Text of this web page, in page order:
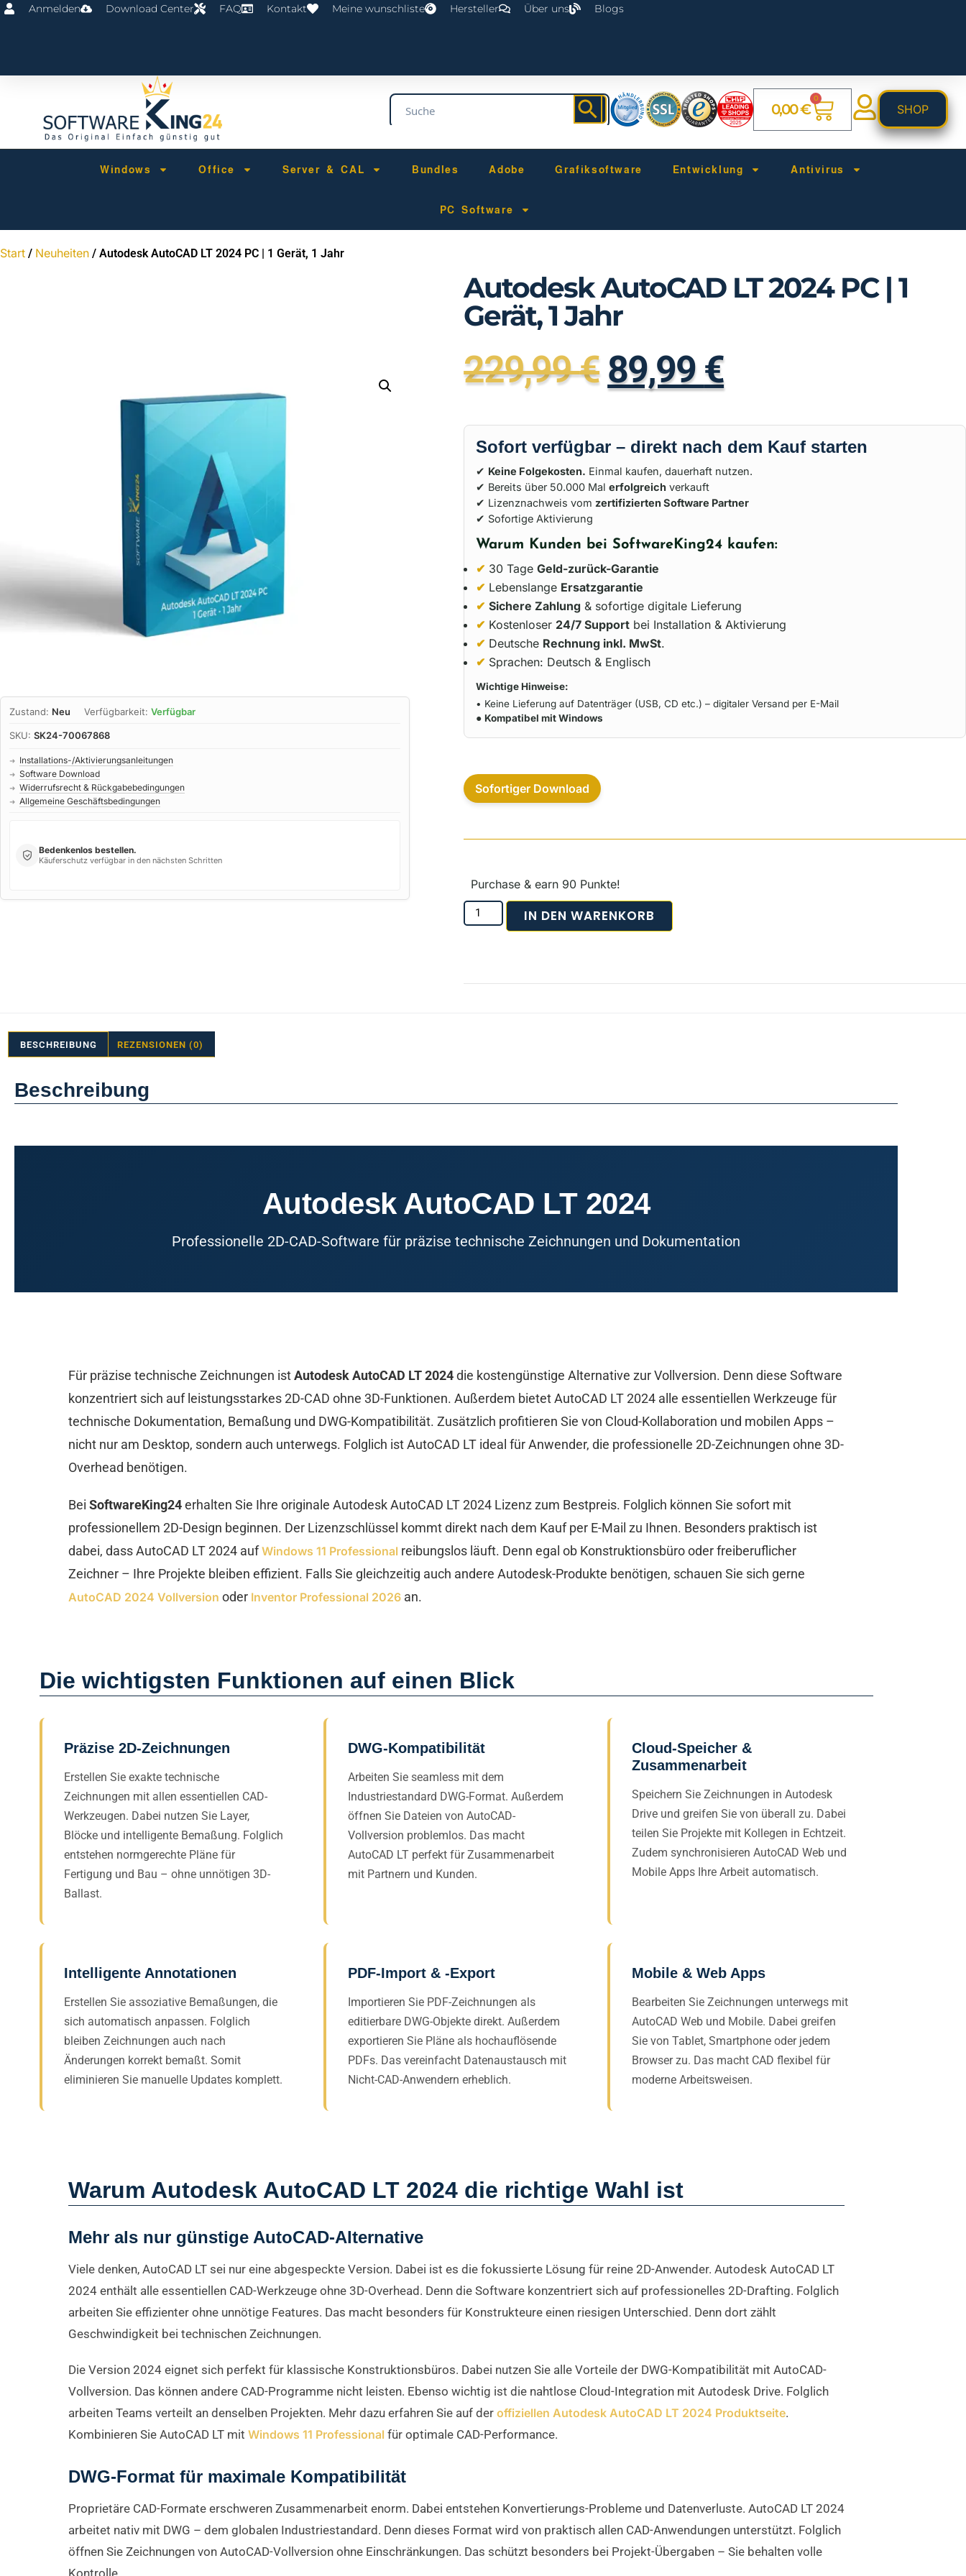
Anmelden Download Center FAQ Kontakt Meine wunschliste Hersteller Über uns Blogs
0,00€
0
SHOP
Windows Office Server & CAL Bundles Adobe Grafiksoftware Entwicklung Antivirus
PC Software
Start / Neuheiten / Autodesk AutoCAD LT 2024 PC | 1 Gerät, 1 Jahr
Zustand: Neu Verfügbarkeit: Verfügbar
SKU: SK24-70067868
➜ Installations-/Aktivierungsanleitungen
➜ Software Download
➜ Widerrufsrecht & Rückgabebedingungen
➜ Allgemeine Geschäftsbedingungen
Bedenkenlos bestellen.
Käuferschutz verfügbar in den nächsten Schritten
Autodesk AutoCAD LT 2024 PC | 1
Gerät, 1 Jahr
229,99€ 89,99 €
Sofort verfügbar – direkt nach dem Kauf starten
✔ Keine Folgekosten. Einmal kaufen, dauerhaft nutzen.
✔ Bereits über 50.000 Malerfolgreich verkauft
✔ Lizenznachweis vom zertifizierten Software Partner
✔ Sofortige Aktivierung
Warum Kunden bei SoftwareKing24 kaufen:
✔ 30 TageGeld-zurück-Garantie
✔ Lebenslange Ersatzgarantie
✔ Sichere Zahlung & sofortige digitale Lieferung
✔ Kostenloser 24/7 Support bei Installation & Aktivierung
✔ Deutsche Rechnung inkl. MwSt.
✔ Sprachen: Deutsch & Englisch
Wichtige Hinweise:
• Keine Lieferung auf Datenträger (USB, CD etc.) – digitaler Versand per E-Mail
●Kompatibel mit Windows
Sofortiger Download
Purchase & earn 90 Punkte!
IN DEN WARENKORB
BESCHREIBUNG REZENSIONEN (0)
Beschreibung
Autodesk AutoCAD LT 2024
Professionelle 2D-CAD-Software für präzise technische Zeichnungen und Dokumentation
Für präzise technische Zeichnungen istAutodesk AutoCAD LT 2024die kostengünstige Alternative zur Vollversion. Denn diese Software
konzentriert sich auf leistungsstarkes 2D-CAD ohne 3D-Funktionen. Außerdem bietet AutoCAD LT 2024 alle essentiellen Werkzeuge für
technische Dokumentation, Bemaßung und DWG-Kompatibilität. Zusätzlich profitieren Sie von Cloud-Kollaboration und mobilen Apps –
nicht nur am Desktop, sondern auch unterwegs. Folglich ist AutoCAD LT ideal für Anwender, die professionelle 2D-Zeichnungen ohne 3D-
Overhead benötigen.
Bei SoftwareKing24erhalten Sie Ihre originale Autodesk AutoCAD LT 2024 Lizenz zum Bestpreis. Folglich können Sie sofort mit
professionellem 2D-Design beginnen. Der Lizenzschlüssel kommt direkt nach dem Kauf per E-Mail zu Ihnen. Besonders praktisch ist
dabei, dass AutoCAD LT 2024 aufWindows 11 Professional reibungslos läuft. Denn egal ob Konstruktionsbüro oder freiberuflicher
Zeichner – Ihre Projekte bleiben effizient. Falls Sie gleichzeitig auch andere Autodesk-Produkte benötigen, schauen Sie sich gerne
AutoCAD 2024 Vollversion oder Inventor Professional 2026an.
Die wichtigsten Funktionen auf einen Blick
Präzise 2D-Zeichnungen
Erstellen Sie exakte technische
Zeichnungen mit allen essentiellen CAD-
Werkzeugen. Dabei nutzen Sie Layer,
Blöcke und intelligente Bemaßung. Folglich
entstehen normgerechte Pläne für
Fertigung und Bau – ohne unnötigen 3D-
Ballast.
DWG-Kompatibilität
Arbeiten Sie seamless mit dem
Industriestandard DWG-Format. Außerdem
öffnen Sie Dateien von AutoCAD-
Vollversion problemlos. Das macht
AutoCAD LT perfekt für Zusammenarbeit
mit Partnern und Kunden.
Cloud-Speicher &
Zusammenarbeit
Speichern Sie Zeichnungen in Autodesk
Drive und greifen Sie von überall zu. Dabei
teilen Sie Projekte mit Kollegen in Echtzeit.
Zudem synchronisieren AutoCAD Web und
Mobile Apps Ihre Arbeit automatisch.
Intelligente Annotationen
Erstellen Sie assoziative Bemaßungen, die
sich automatisch anpassen. Folglich
bleiben Zeichnungen auch nach
Änderungen korrekt bemaßt. Somit
eliminieren Sie manuelle Updates komplett.
PDF-Import & -Export
Importieren Sie PDF-Zeichnungen als
editierbare DWG-Objekte direkt. Außerdem
exportieren Sie Pläne als hochauflösende
PDFs. Das vereinfacht Datenaustausch mit
Nicht-CAD-Anwendern erheblich.
Mobile & Web Apps
Bearbeiten Sie Zeichnungen unterwegs mit
AutoCAD Web und Mobile. Dabei greifen
Sie von Tablet, Smartphone oder jedem
Browser zu. Das macht CAD flexibel für
moderne Arbeitsweisen.
Warum Autodesk AutoCAD LT 2024 die richtige Wahl ist
Mehr als nur günstige AutoCAD-Alternative
Viele denken, AutoCAD LT sei nur eine abgespeckte Version. Dabei ist es die fokussierte Lösung für reine 2D-Anwender. Autodesk AutoCAD LT
2024 enthält alle essentiellen CAD-Werkzeuge ohne 3D-Overhead. Denn die Software konzentriert sich auf professionelles 2D-Drafting. Folglich
arbeiten Sie effizienter ohne unnötige Features. Das macht besonders für Konstrukteure einen riesigen Unterschied. Denn dort zählt
Geschwindigkeit bei technischen Zeichnungen.
Die Version 2024 eignet sich perfekt für klassische Konstruktionsbüros. Dabei nutzen Sie alle Vorteile der DWG-Kompatibilität mit AutoCAD-
Vollversion. Das können andere CAD-Programme nicht leisten. Ebenso wichtig ist die nahtlose Cloud-Integration mit Autodesk Drive. Folglich
arbeiten Teams verteilt an denselben Projekten. Mehr dazu erfahren Sie auf der offiziellen Autodesk AutoCAD LT 2024 Produktseite.
Kombinieren Sie AutoCAD LT mit Windows 11 Professional für optimale CAD-Performance.
DWG-Format für maximale Kompatibilität
Proprietäre CAD-Formate erschweren Zusammenarbeit enorm. Dabei entstehen Konvertierungs-Probleme und Datenverluste. AutoCAD LT 2024
arbeitet nativ mit DWG – dem globalen Industriestandard. Denn dieses Format wird von praktisch allen CAD-Anwendungen unterstützt. Folglich
öffnen Sie Zeichnungen von AutoCAD-Vollversion ohne Einschränkungen. Das schützt besonders bei Projekt-Übergaben – Sie behalten volle